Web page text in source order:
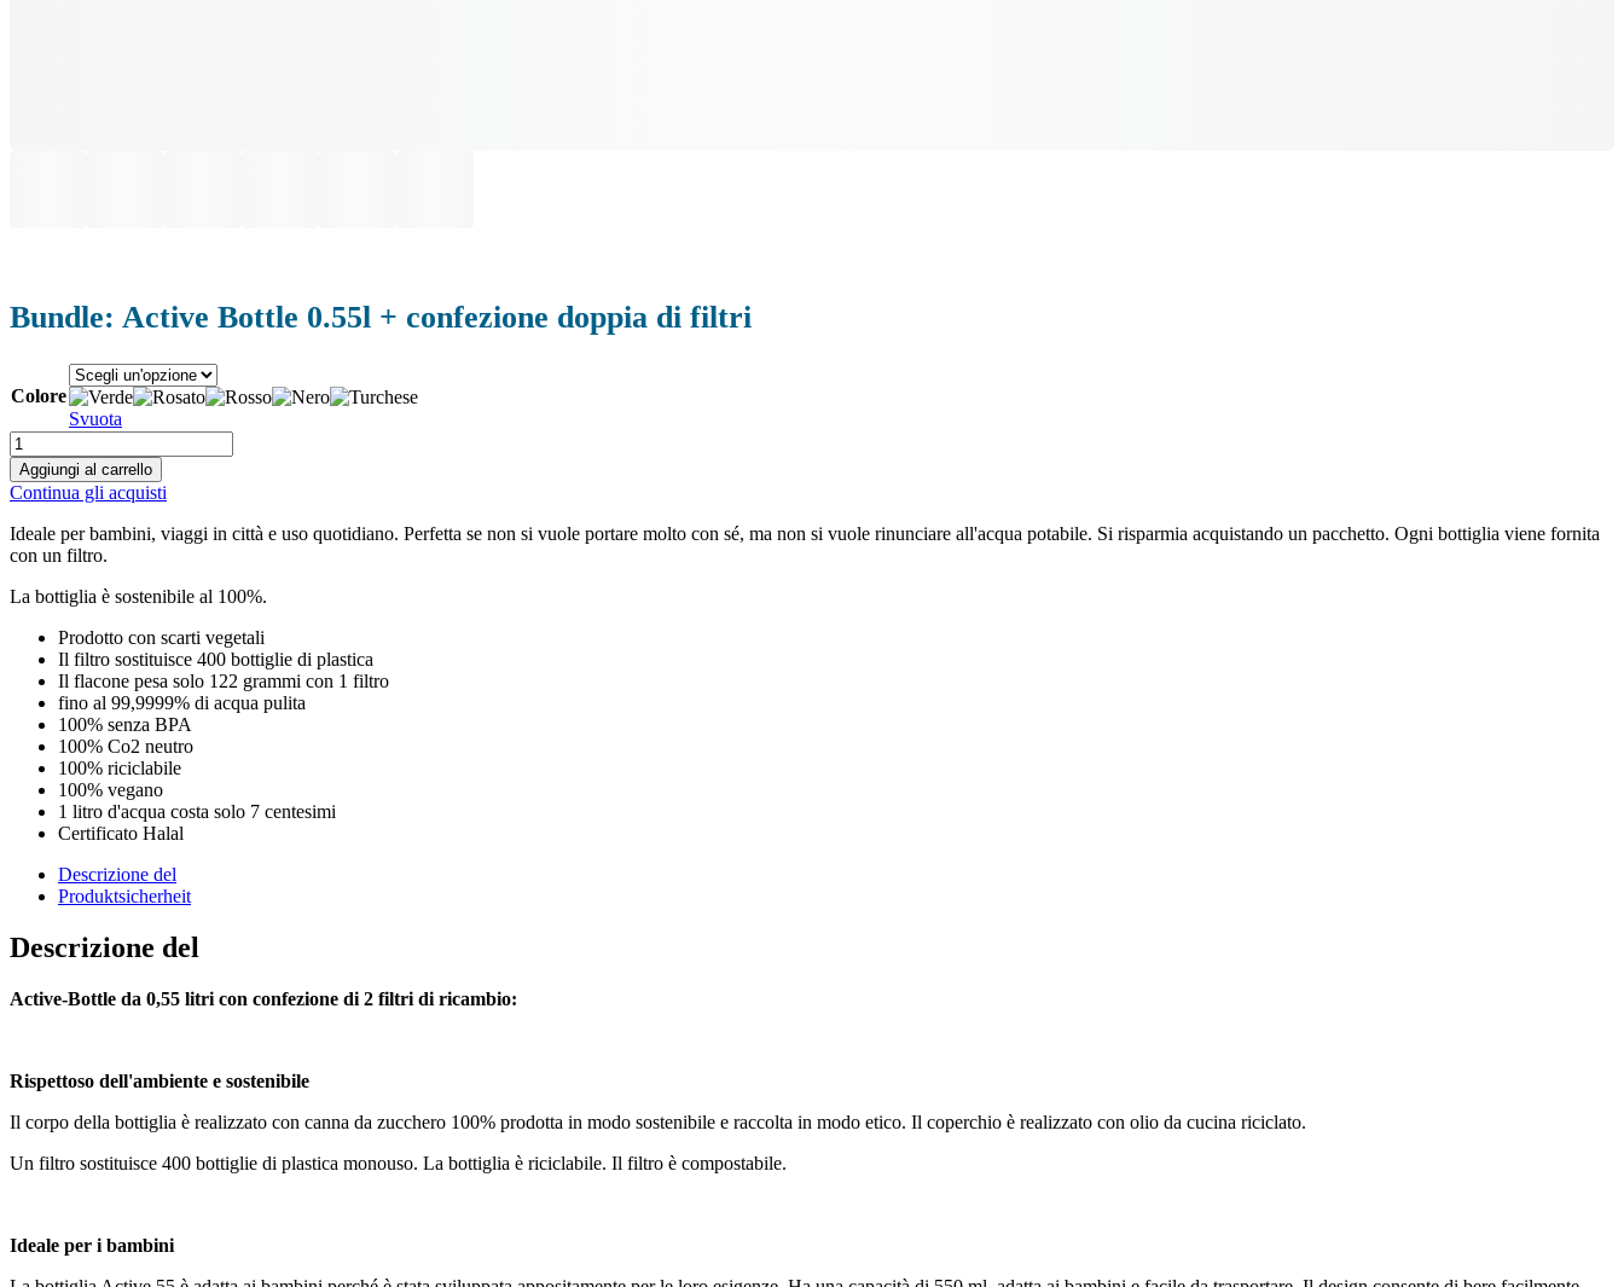
Bundle: Active Bottle 0.55l + confezione doppia di filtri
Colore
Svuota
Bundle:
Active
-
Flasche
0,55
L
Doppelpack
quantità
Aggiungi al carrello
Continua gli acquisti
Ideale per bambini, viaggi in città e uso quotidiano. Perfetta se non si vuole portare molto con sé, ma non si vuole rinunciare all'acqua potabile. Si risparmia acquistando un pacchetto. Ogni bottiglia viene fornita
con un filtro.
La bottiglia è sostenibile al 100%.
Prodotto con scarti vegetali
Il filtro sostituisce 400 bottiglie di plastica
Il flacone pesa solo 122 grammi con 1 filtro
fino al 99,9999% di acqua pulita
100% senza BPA
100% Co2 neutro
100% riciclabile
100% vegano
1 litro d'acqua costa solo 7 centesimi
Certificato Halal
Descrizione del
Produktsicherheit
Descrizione del
Active-Bottle da 0,55 litri con confezione di 2 filtri di ricambio:
Rispettoso dell'ambiente e sostenibile
Il corpo della bottiglia è realizzato con canna da zucchero 100% prodotta in modo sostenibile e raccolta in modo etico. Il coperchio è realizzato con olio da cucina riciclato.
Un filtro sostituisce 400 bottiglie di plastica monouso. La bottiglia è riciclabile. Il filtro è compostabile.
Ideale per i bambini